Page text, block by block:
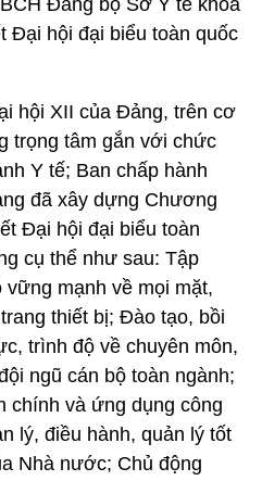
Đảng bộ Sở Y tế khóa
Đại hội đại biểu toàn quốc
hội XII của Đảng, trên cơ
trọng tâm gắn với chức
Y tế; Ban chấp hành
đã xây dựng Chương
Đại hội đại biểu toàn
cụ thể như sau: Tập
mạnh về mọi mặt,
thiết bị; Đào tạo, bồi
trình độ về chuyên môn,
ngũ cán bộ toàn ngành;
chính và ứng dụng công
lý, điều hành, quản lý tốt
Nhà nước; Chủ động